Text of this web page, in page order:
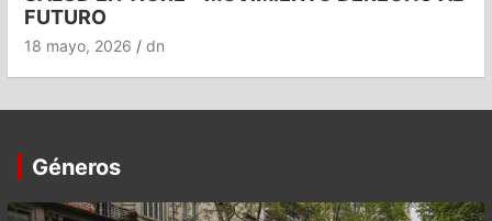
FUTURO
18 mayo, 2026 dn
Géneros